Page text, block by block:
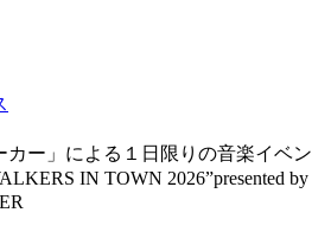
カー」による１日限りの音楽イベン
IN TOWN 2026”presented by